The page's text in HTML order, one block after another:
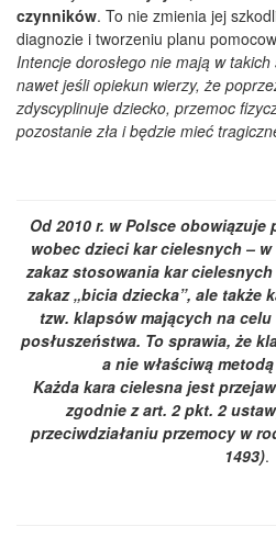
czynników. To nie zmienia jej
diagnozie i tworzeniu planu
Intencje dorosłego nie mają w
nawet jeśli opiekun wierzy, że
zdyscyplinuje dziecko, przemoc
pozostanie zła i będzie mieć
Od 2010 r. w Polsce
wobec dzieci kar cielesnych –
zakaz stosowania kar
zakaz „bicia dziecka”, ale także
tzw. klapsów mających na
posłuszeństwa. To sprawia, że
a nie właściwą
Każda kara cielesna jest
zgodnie z art. 2 pkt. 2
przeciwdziałaniu przemocy w
1493).